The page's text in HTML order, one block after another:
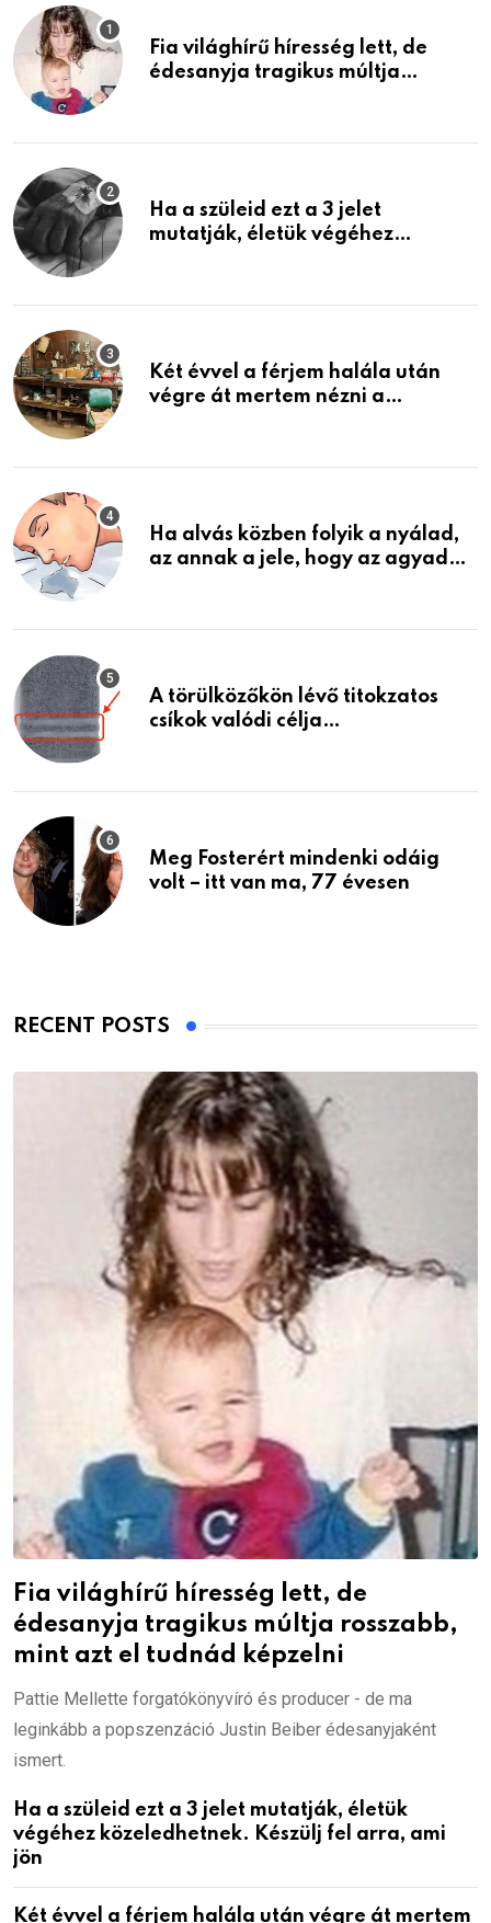
Fia világhírű híresség lett, de
édesanyja tragikus múltja
Ha a szüleid ezt a 3 jelet
mutatják, életük végéhez
Két évvel a férjem halála után
végre át mertem nézni a
életemet
Ha alvás közben folyik a nyálad,
az annak a jele, hogy az agyad…
A törülközőkön lévő titokzatos
csíkok valódi célja…
Meg Fosterért mindenki odáig
volt – itt van ma, 77 évesen
RECENT POSTS
Fia világhírű híresség lett, de
édesanyja tragikus múltja rosszabb,
mint azt el tudnád képzelni
Pattie Mellette forgatókönyvíró és producer - de ma
leginkább a popszenzáció Justin Beiber édesanyjaként
ismert.
Ha a szüleid ezt a 3 jelet mutatják, életük
végéhez közeledhetnek. Készülj fel arra, ami
jön
Két évvel a férjem halála után végre át mertem